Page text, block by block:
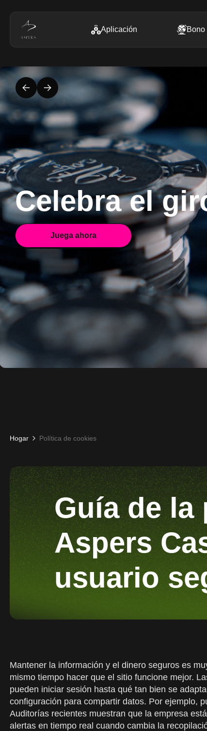
Aplicación Bono
Celebra el
Juega ahora
Hogar Política de cookies
Guía de la
Aspers
usuario
Mantener la información y el dinero seguros es
mismo tiempo hacer que el sitio funcione mejor.
pueden iniciar sesión hasta qué tan bien se
configuración para compartir datos. Por ejemplo,
Auditorías recientes muestran que la empresa
alertas en tiempo real cuando cambia la